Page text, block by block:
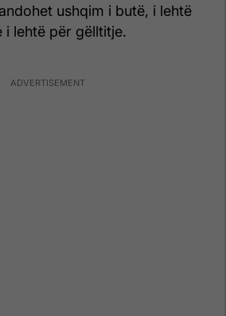
ushqim i butë, i lehtë
i lehtë për gëlltitje.